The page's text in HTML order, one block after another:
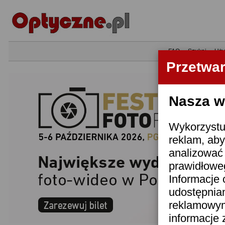
Nasza
reklam,
Informacje
informacje
•FAQ•Szukaj•